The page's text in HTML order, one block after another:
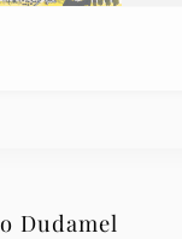
Dudamel